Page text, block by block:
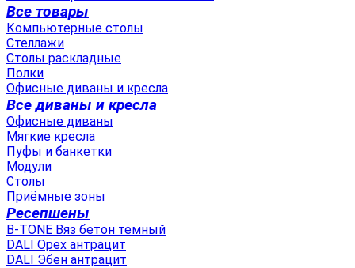
Все товары
Компьютерные столы
Стеллажи
Столы раскладные
Полки
Офисные диваны и кресла
Все диваны и кресла
Офисные диваны
Мягкие кресла
Пуфы и банкетки
Модули
Столы
Приёмные зоны
Ресепшены
B-TONE Вяз бетон темный
DALI Орех антрацит
DALI Эбен антрацит